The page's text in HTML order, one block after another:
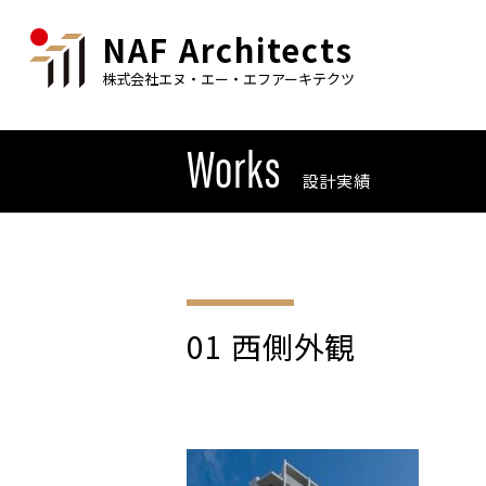
NAF Architects
株式会社エヌ・エー・エフアーキテクツ
Works 設計実績
01 西側外観